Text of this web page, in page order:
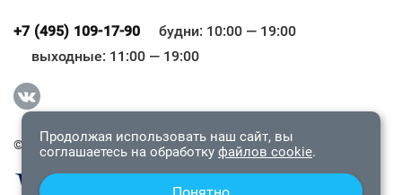
+7 (495) 109-17-90
будни: 10:00 — 19:00
выходные: 11:00 — 19:00
© 2009-2026 «Водолей Онлайн». Все права защищены.
Всё верно
Продолжая использовать наш сайт, вы
соглашаетесь на обработку файлов cookie.
Понятно